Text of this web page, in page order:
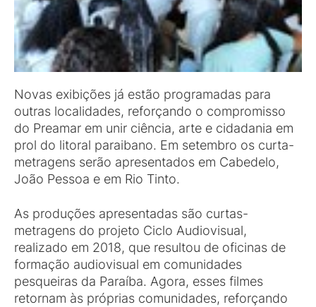
Novas exibições já estão programadas para
outras localidades, reforçando o compromisso
do Preamar em unir ciência, arte e cidadania em
prol do litoral paraibano. Em setembro os curta-
metragens serão apresentados em Cabedelo,
João Pessoa e em Rio Tinto.
As produções apresentadas são curtas-
metragens do projeto Ciclo Audiovisual,
realizado em 2018, que resultou de oficinas de
formação audiovisual em comunidades
pesqueiras da Paraíba. Agora, esses filmes
retornam às próprias comunidades, reforçando